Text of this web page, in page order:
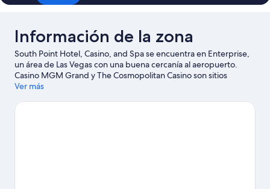
Información de la zona
South Point Hotel, Casino, and Spa se encuentra en Enterprise,
un área de Las Vegas con una buena cercanía al aeropuerto.
Casino MGM Grand y The Cosmopolitan Casino son sitios
culturales destacados, mientras que Fuentes de Bellagio es un
Échale un vistazo al calendario de actividades de Estadio
Ver más